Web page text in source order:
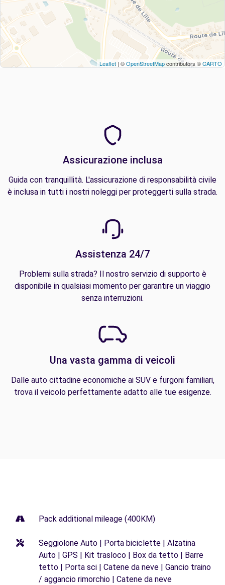
Leaflet | ©OpenStreetMapcontributors ©CARTO
Assicurazione inclusa
Guida con tranquillità. L'assicurazione di responsabilità civile
è inclusa in tutti i nostri noleggi per proteggerti sulla strada.
Assistenza 24/7
Problemi sulla strada? Il nostro servizio di supporto è
disponibile in qualsiasi momento per garantire un viaggio
senza interruzioni.
Una vasta gamma di veicoli
Dalle auto cittadine economiche ai SUV e furgoni familiari,
trova il veicolo perfettamente adatto alle tue esigenze.
Pack additional mileage (400KM)
Seggiolone Auto | Porta biciclette | Alzatina
Auto | GPS | Kit trasloco | Box da tetto | Barre
tetto | Porta sci | Catene da neve | Gancio traino
/ aggancio rimorchio | Catene da neve